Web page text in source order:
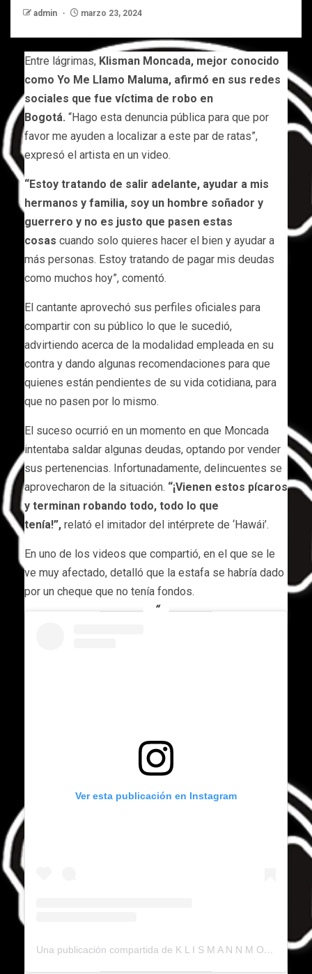
admin marzo 23, 2024
Entre lágrimas, Klisman Moncada, mejor conocido
como Yo Me Llamo Maluma, afirmó en sus redes
sociales que fue víctima de robo en
Bogotá. “Hago esta denuncia pública para que por
favor me ayuden a localizar a este par de ratas”,
expresó el artista en un video.
“Estoy tratando de salir adelante, ayudar a mis
hermanos y familia, soy un hombre soñador y
guerrero y no es justo que pasen estas
cosas cuando solo quieres hacer el bien y ayudar a
más personas. Estoy tratando de pagar mis deudas
como muchos hoy”, comentó.
El cantante aprovechó sus perfiles oficiales para
compartir con su público lo que le sucedió,
advirtiendo acerca de la modalidad empleada en su
contra y dando algunas recomendaciones para que
quienes están pendientes de su vida cotidiana, para
que no pasen por lo mismo.
El suceso ocurrió en un momento en que Moncada
intentaba saldar algunas deudas, optando por vender
sus pertenencias. Infortunadamente, delincuentes se
aprovecharon de la situación. “¡Vienen estos pícaros
y terminan robando todo, todo lo que
tenía!”, relató el imitador del intérprete de ‘Hawái’.
En uno de los videos que compartió, en el que se le
ve muy afectado, detalló que la estafa se habría dado
por un cheque que no tenía fondos.
Ver esta publicación en Instagram
Una publicación compartida de K L I S M A N N M O N C A D A (@klismannofficial)